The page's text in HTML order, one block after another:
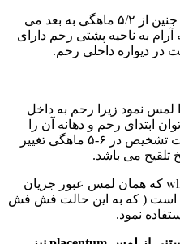
علامت مشخص دیگر Ballot کردن جنین از ۵/۲ ماهگی به بعد می
به ناحیه پشتی رحم دارای
دیواره داخلی رحم.
لمس نمود زیرا رحم به داخل
ابتدای رحم و دهانه آن را
لمس آرد . در نتیجه مهمترین علامت تشخیص در ۶-۵ ماهگی تغییر
تلقیح می باشد.
در این زمان از لمس تریل یا whirring که همان لمس عبور جریان
است ( که به این حالت فش فش
نمود.